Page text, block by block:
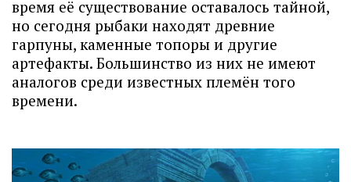
время её существование оставалось тайной,
но сегодня рыбаки находят древние
гарпуны, каменные топоры и другие
артефакты. Большинство из них не имеют
аналогов среди известных племён того
времени.